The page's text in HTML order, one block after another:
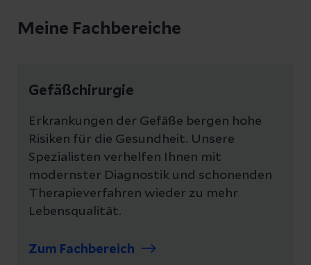
Meine Fachbereiche
Gefäßchirurgie
Erkrankungen der Gefäße bergen hohe
Risiken für die Gesundheit. Unsere
Spezialisten verhelfen Ihnen mit
modernster Diagnostik und schonenden
Therapieverfahren wieder zu mehr
Lebensqualität.
Zum Fachbereich